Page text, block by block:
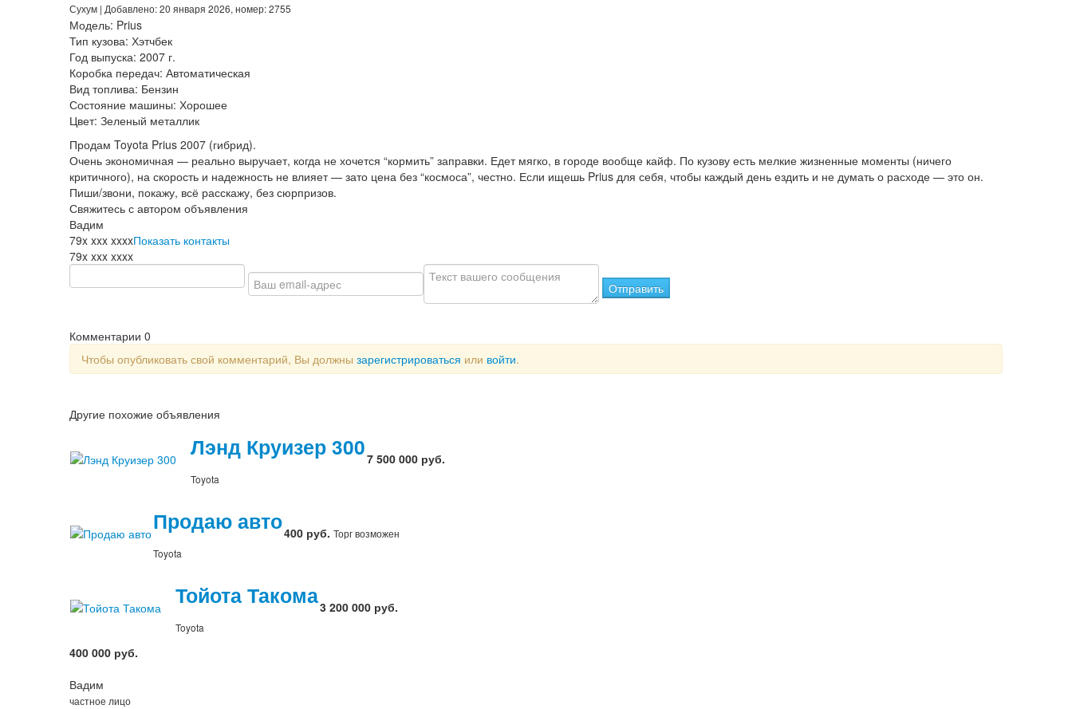
Сухум | Добавлено: 20 января 2026, номер: 2755
Модель: Prius
Тип кузова: Хэтчбек
Год выпуска: 2007 г.
Коробка передач: Автоматическая
Вид топлива: Бензин
Состояние машины: Хорошее
Цвет: Зеленый металлик
Продам Toyota Prius 2007 (гибрид).
Очень экономичная — реально выручает, когда не хочется “кормить” заправки. Едет мягко, в городе вообще кайф. По кузову есть мелкие жизненные моменты (ничего
критичного), на скорость и надежность не влияет — зато цена без “космоса”, честно. Если ищешь Prius для себя, чтобы каждый день ездить и не думать о расходе — это он.
Пиши/звони, покажу, всё расскажу, без сюрпризов.
Свяжитесь с автором объявления
Вадим
79x xxx xxxxПоказать контакты
79x xxx xxxx
Отправить
Комментарии 0
Чтобы опубликовать свой комментарий, Вы должны зарегистрироваться или войти.
Другие похожие объявления
Лэнд Круизер 300
Toyota
7 500 000 руб.
Продаю авто
Toyota
400 руб. Торг возможен
Тойота Такома
Toyota
3 200 000 руб.
400 000 руб.
Вадим
частное лицо